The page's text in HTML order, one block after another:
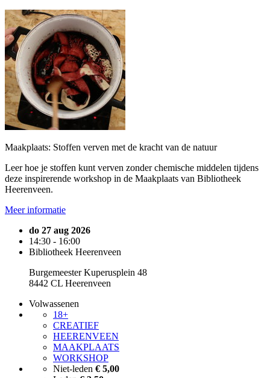
Maakplaats: Stoffen verven met de kracht van de natuur
Leer hoe je stoffen kunt verven zonder chemische middelen tijdens
deze inspirerende workshop in de Maakplaats van Bibliotheek
Heerenveen.
Meer informatie
do 27 aug 2026
14:30 - 16:00
Bibliotheek Heerenveen
Burgemeester Kuperusplein 48
8442 CL Heerenveen
Volwassenen
18+
CREATIEF
HEERENVEEN
MAAKPLAATS
WORKSHOP
Niet-leden € 5,00